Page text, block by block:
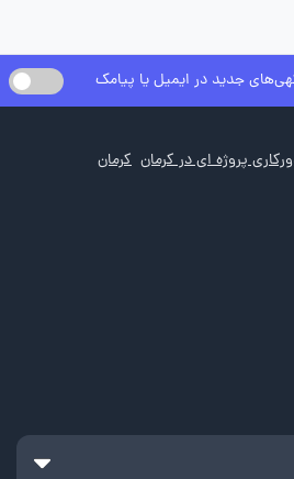
جدید در ایمیل یا پیامک
پروژه ای در کرمان کرمان